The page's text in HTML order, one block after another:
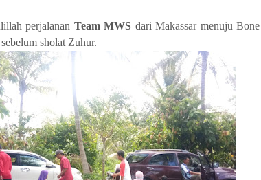
perjalanan Team MWS dari Makassar menuju
sholat Zuhur.